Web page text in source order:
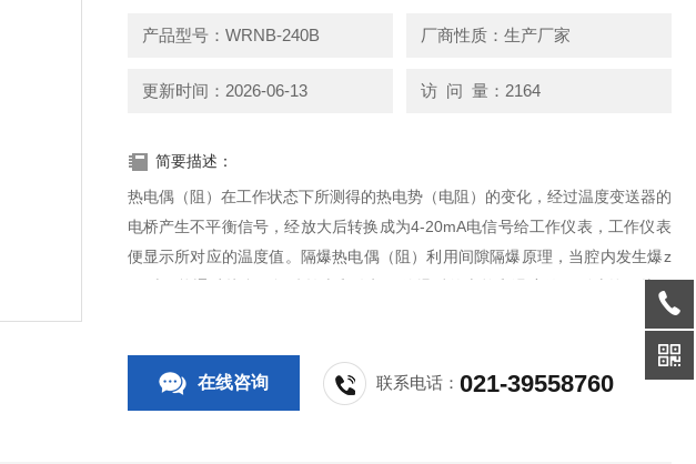
产品型号：WRNB-240B 厂商性质：生产厂家
更新时间：2026-06-13 访 问 量：2164
简要描述：
热电偶（阻）在工作状态下所测得的热电势（电阻）的变化，经过温度变送器的
电桥产生不平衡信号，经放大后转换成为4-20mA电信号给工作仪表，工作仪表
便显示所对应的温度值。隔爆热电偶（阻）利用间隙隔爆原理，当腔内发生爆z
ha时，能通过接合面间隙熄火和冷却，使爆后的火焰和温度传不到腔外，从而
在线咨询 联系电话：021-39558760